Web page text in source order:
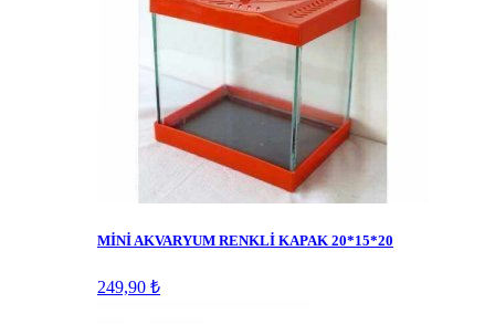
MİNİ AKVARYUM RENKLİ KAPAK 20*15*20
249,90 ₺